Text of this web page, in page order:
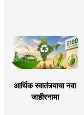
आर्थिक स्वातंत्र्याचा नवा
जाहीरनामा